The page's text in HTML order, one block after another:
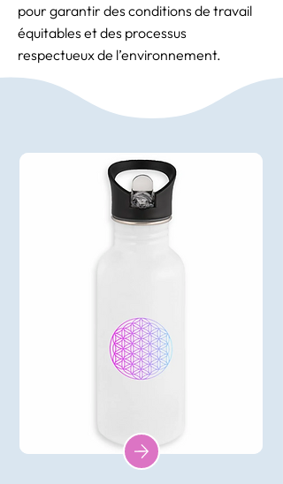
pour garantir des conditions de travail
équitables et des processus
respectueux de l’environnement.